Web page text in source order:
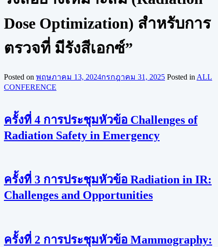
Dose Optimization) สำหรับการ
ตรวจที่ มีรังสีเอกซ์”
Posted on พฤษภาคม 13, 2024กรกฎาคม 31, 2025 Posted in ALL
CONFERENCE
ครั้งที่ 4 การประชุมหัวข้อ Challenges of
Radiation Safety in Emergency
ครั้งที่ 3 การประชุมหัวข้อ Radiation in IR:
Challenges and Opportunities
ครั้งที่ 2 การประชุมหัวข้อ Mammography: